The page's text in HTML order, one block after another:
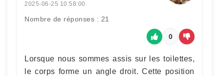
2025-06-25 10:58:00
Nombre de réponses : 21
0
Lorsque nous sommes assis sur les toilettes,
le corps forme un angle droit. Cette position